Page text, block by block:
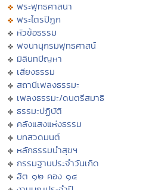
พระพุทธศาสนา
พระไตรปิฏก
หัวข้อธรรม
พจนานุกรมพุทธศาสน์
มิลินทปัญหา
เสียงธรรม
สถานีเพลงธรรมะ
เพลงธรรมะ/ดนตรีสมาธิ
ธรรมะปฏิบัติ
คลังแสงแห่งธรรม
บทสวดมนต์
หลักธรรมนำสุขฯ
กรรมฐานประจำวันเกิด
ฮีต ๑๒ คอง ๑๔